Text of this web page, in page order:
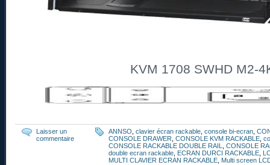
KVM 1708 SWHD M2-
Laisser un
commentaire
ANNSO clavier écran rackable console bi-ecran
CONSOLE DRAWER CONSOLE KVM RACKABLE
CONSOLE RACKABLE DOUBLE RAIL
CONSOLE
double ecran rackable ECRAN DURCI RACKABLE
MULTI CLAVIER ECRAN RACKABLE Multi screen